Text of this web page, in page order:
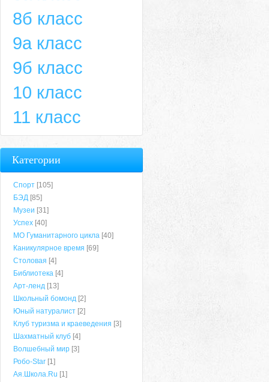
8б класс
9а класс
9б класс
10 класс
11 класс
Категории
Спорт [105]
БЭД [85]
Музеи [31]
Успех [40]
МО Гуманитарного цикла [40]
Каникулярное время [69]
Столовая [4]
Библиотека [4]
Арт-ленд [13]
Школьный бомонд [2]
Юный натуралист [2]
Клуб туризма и краеведения [3]
Шахматный клуб [4]
Волшебный мир [3]
Робо-Star [1]
Ая.Школа.Ru [1]